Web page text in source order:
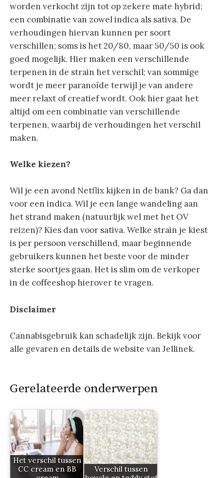
worden verkocht zijn tot op zekere mate hybrid;
een combinatie van zowel indica als sativa. De
verhoudingen hiervan kunnen per soort
verschillen; soms is het 20/80, maar 50/50 is ook
goed mogelijk. Hier maken een verschillende
terpenen in de strain het verschil; van sommige
wordt je meer paranoïde terwijl je van andere
meer relaxt of creatief wordt. Ook hier gaat het
altijd om een combinatie van verschillende
terpenen, waarbij de verhoudingen het verschil
maken.
Welke kiezen?
Wil je een avond Netflix kijken in de bank? Ga dan
voor een indica. Wil je een lange wandeling aan
het strand maken (natuurlijk wel met het OV
reizen)? Kies dan voor sativa. Welke strain je kiest
is per persoon verschillend, maar beginnende
gebruikers kunnen het beste voor de minder
sterke soortjes gaan. Het is slim om de verkoper
in de coffeeshop hierover te vragen.
Disclaimer
Cannabisgebruik kan schadelijk zijn. Bekijk voor
alle gevaren en details de website van Jellinek.
Gerelateerde onderwerpen
Het verschil tussen
CC cream en BB
Verschil tussen